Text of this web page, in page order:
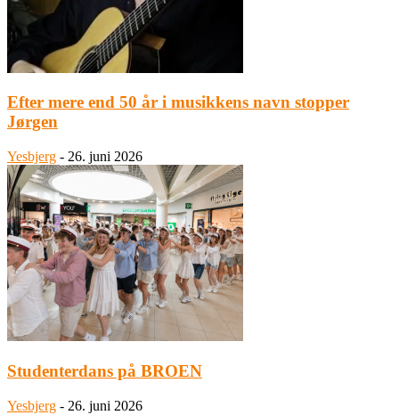
Efter mere end 50 år i musikkens navn stopper
Jørgen
Yesbjerg - 26. juni 2026
Studenterdans på BROEN
Yesbjerg - 26. juni 2026